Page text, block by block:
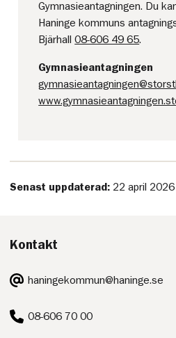
Gymnasieantagningen. Du
Haninge kommuns
Bjärhall08-606 49 65.
Gymnasieantagningen
Senast uppdaterad: 22 april 2026
Kontakt
E-
post:
haningekommun@haninge.se
Telefon:
08-606 70 00